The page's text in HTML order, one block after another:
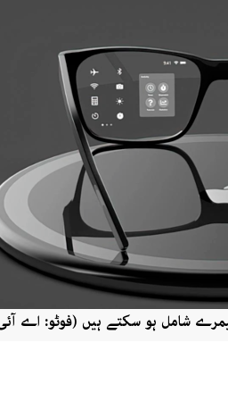
شامل ہو سکتے ہیں (فوٹو: اے